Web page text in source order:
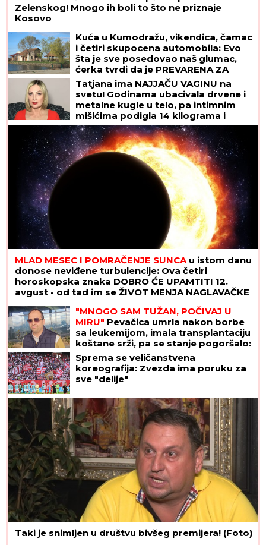
Zelenskog! Mnogo ih boli to što ne priznaje
Kosovo
Kuća u Kumodražu, vikendica, čamac
i četiri skupocena automobila: Evo
šta je sve posedovao naš glumac,
ćerka tvrdi da je PREVARENA ZA
NASLEDSTVO
Tatjana ima NAJJAČU VAGINU na
svetu! Godinama ubacivala drvene i
metalne kugle u telo, pa intimnim
mišićima podigla 14 kilograma i
postala globalno poznata
MLAD MESEC I POMRAČENJE SUNCA u istom danu
donose neviđene turbulencije: Ova četiri
horoskopska znaka DOBRO ĆE UPAMTITI 12.
avgust - od tad im se ŽIVOT MENJA NAGLAVAČKE
"MNOGO SAM TUŽAN, POČIVAJ U
MIRU" Pevačica umrla nakon borbe
sa leukemijom, imala transplantaciju
koštane srži, pa se stanje pogoršalo:
Emir Habibović se oprostio
Sprema se veličanstvena
koreografija: Zvezda ima poruku za
sve "delije"
Taki je snimljen u društvu bivšeg premijera! (Foto)